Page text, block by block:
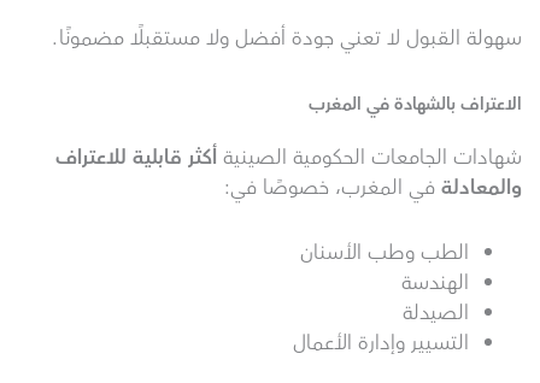
سهولة القبول لا تعني جودة أفضل ولا مستقبلًا مضمونًا.
الاعتراف بالشهادة في المغرب
شهادات الجامعات الحكومية الصينيةأكثر قابلية للاعتراف
والمعادلةفي المغرب، خصوصًا في:
الطب وطب الأسنان
الهندسة
الصيدلة
التسيير وإدارة الأعمال